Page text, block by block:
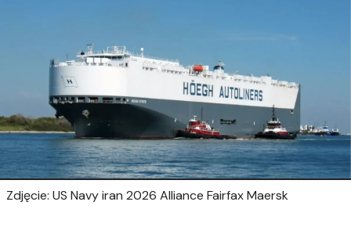
Zdjęcie: US Navy iran 2026 Alliance Fairfax Maersk